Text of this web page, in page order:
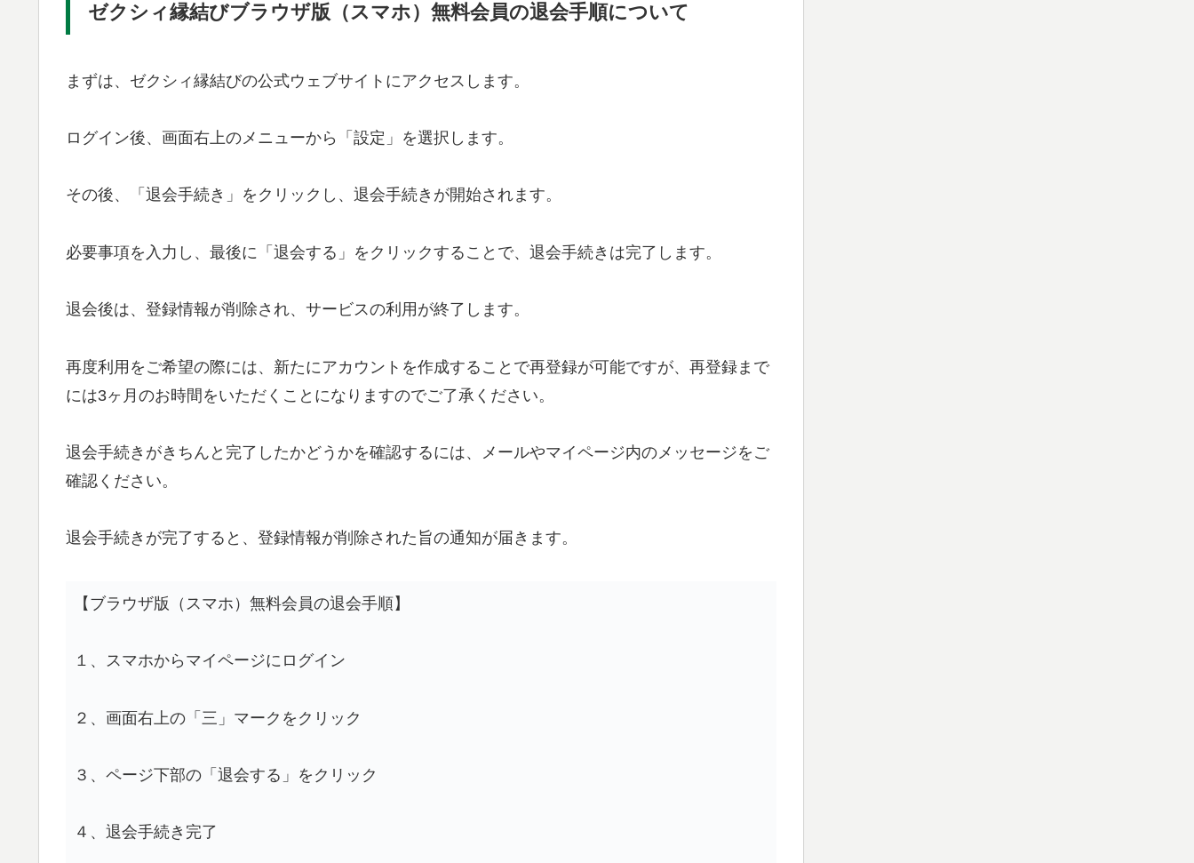
ゼクシィ縁結びブラウザ版（スマホ）無料会員の退会手順について
まずは、ゼクシィ縁結びの公式ウェブサイトにアクセスします。
ログイン後、画面右上のメニューから「設定」を選択します。
その後、「退会手続き」をクリックし、退会手続きが開始されます。
必要事項を入力し、最後に「退会する」をクリックすることで、退会手続きは完了します。
退会後は、登録情報が削除され、サービスの利用が終了します。
再度利用をご希望の際には、新たにアカウントを作成することで再登録が可能ですが、再登録まで
には3ヶ月のお時間をいただくことになりますのでご了承ください。
退会手続きがきちんと完了したかどうかを確認するには、メールやマイページ内のメッセージをご
確認ください。
退会手続きが完了すると、登録情報が削除された旨の通知が届きます。
【ブラウザ版（スマホ）無料会員の退会手順】
１、スマホからマイページにログイン
２、画面右上の「三」マークをクリック
３、ページ下部の「退会する」をクリック
４、退会手続き完了